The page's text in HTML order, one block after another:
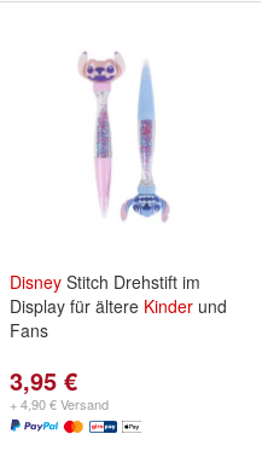
Disney Stitch Drehstift im
Display für ältere Kinder und
Fans
3,95 €
+ 4,90 € Versand